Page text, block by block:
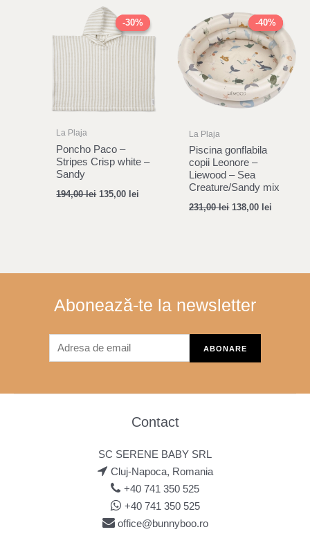
-30%
-30%
La Plaja
Poncho Paco –
Stripes Crisp white –
Sandy
194,00lei
Original
price
was:
194,00 lei.
135,00 lei
price
is:
135,00 lei.
-40%
-40%
La Plaja
Piscina gonflabila
copii Leonore –
Liewood – Sea
Creature/Sandy mix
231,00lei
price
was:
231,00 lei.
138,00 lei
price
is:
138,00
Abonează-te la newsletter
Contact
SC SERENE BABY SRL
Cluj-Napoca, Romania
+40 741 350 525
+40 741 350 525
office@bunnyboo.ro